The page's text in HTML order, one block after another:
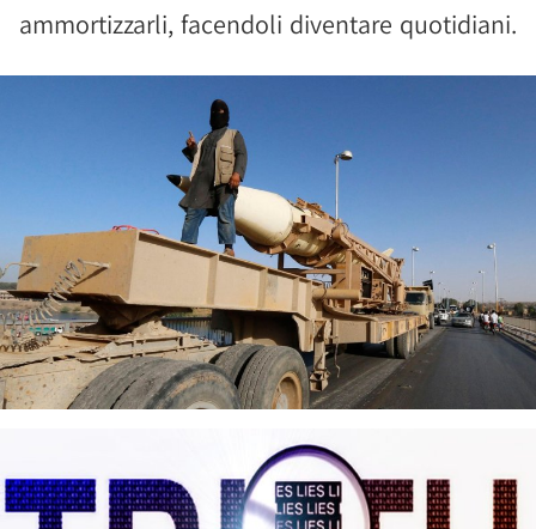
ammortizzarli, facendoli diventare quotidiani.